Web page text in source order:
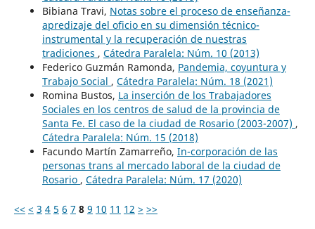
Bibiana Travi, Notas sobre el proceso de enseñanza-
apredizaje del oficio en su dimensión técnico-
instrumental y la recuperación de nuestras
tradiciones , Cátedra Paralela: Núm. 10 (2013)
Federico Guzmán Ramonda, Pandemia, coyuntura y
Trabajo Social , Cátedra Paralela: Núm. 18 (2021)
Romina Bustos, La inserción de los Trabajadores
Sociales en los centros de salud de la provincia de
Santa Fe. El caso de la ciudad de Rosario (2003-2007) ,
Cátedra Paralela: Núm. 15 (2018)
Facundo Martín Zamarreño, In-corporación de las
personas trans al mercado laboral de la ciudad de
Rosario , Cátedra Paralela: Núm. 17 (2020)
<< < 3 4 5 6 7 8 9 10 11 12 > >>